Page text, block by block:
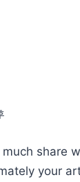
share
your